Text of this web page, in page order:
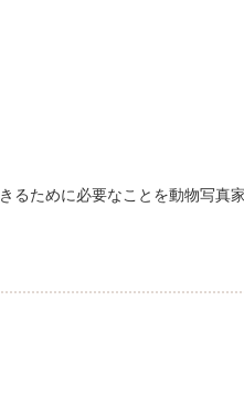
るために必要なことを動物写真